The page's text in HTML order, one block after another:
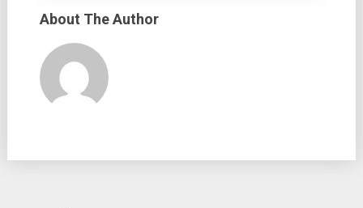
About The Author